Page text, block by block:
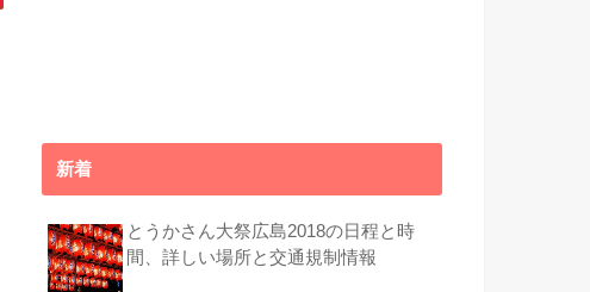
新着
とうかさん大祭広島2018の日程と時
間、詳しい場所と交通規制情報